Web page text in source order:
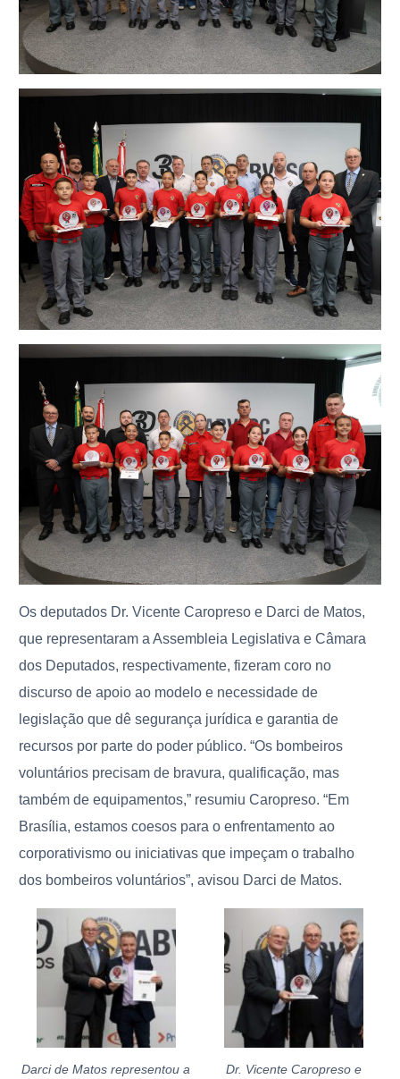
Os deputados Dr. Vicente Caropreso e Darci de Matos,
que representaram a Assembleia Legislativa e Câmara
dos Deputados, respectivamente, fizeram coro no
discurso de apoio ao modelo e necessidade de
legislação que dê segurança jurídica e garantia de
recursos por parte do poder público. “Os bombeiros
voluntários precisam de bravura, qualificação, mas
também de equipamentos,” resumiu Caropreso. “Em
Brasília, estamos coesos para o enfrentamento ao
corporativismo ou iniciativas que impeçam o trabalho
dos bombeiros voluntários”, avisou Darci de Matos.
Darci de Matos representou a
Dr. Vicente Caropreso e